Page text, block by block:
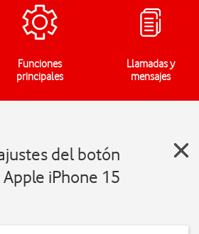
Funciones
principales
Llamadas y
mensajes
del botón
iPhone 15